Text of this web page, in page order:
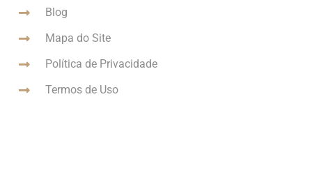
Blog
Mapa do Site
Política de Privacidade
Termos de Uso